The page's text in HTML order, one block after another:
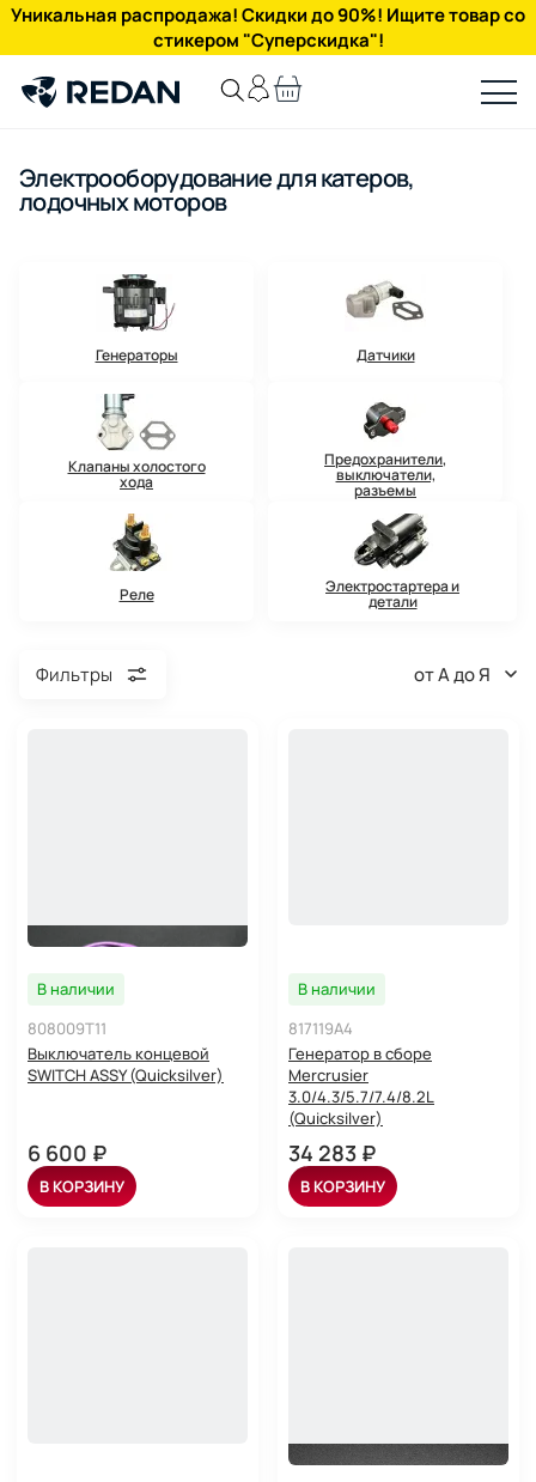
Уникальная распродажа! Скидки до 90%! Ищите товар со
стикером "Суперскидка"!
Электрооборудование для катеров,
лодочных моторов
Генераторы Датчики
Клапаны холостого
хода
Предохранители,
выключатели,
разъемы
Реле Электростартера и
детали
Фильтры от А до Я
В наличии
808009T11
Выключатель концевой
SWITCH ASSY (Quicksilver)
6 600 ₽
В КОРЗИНУ
В наличии
817119A4
Генератор в сборе
Mercrusier
3.0/4.3/5.7/7.4/8.2L
(Quicksilver)
34 283 ₽
В КОРЗИНУ